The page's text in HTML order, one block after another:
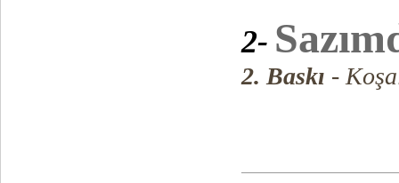
2-
2. Baskı -